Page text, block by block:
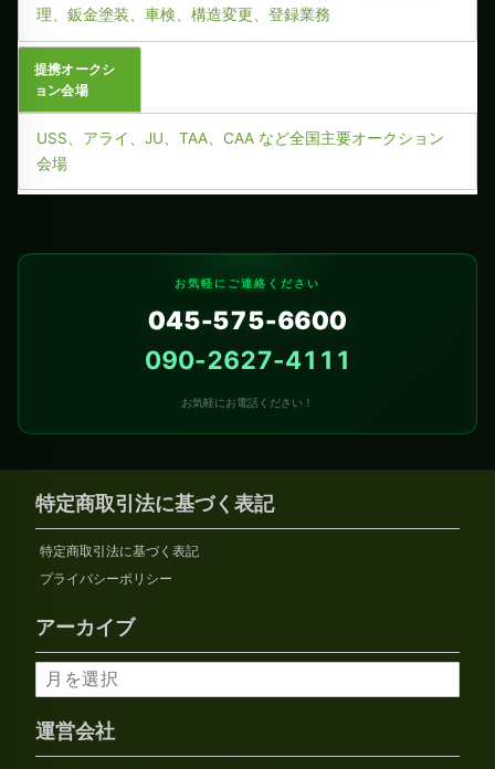
理、鈑金塗装、車検、構造変更、登録業務
提携オークシ
ョン会場
USS、アライ、JU、TAA、CAA など全国主要オークション
会場
お気軽にご連絡ください
045-575-6600
090-2627-4111
お気軽にお電話ください！
特定商取引法に基づく表記
特定商取引法に基づく表記
プライバシーポリシー
アーカイブ
ア
ー
カ
イ
運営会社